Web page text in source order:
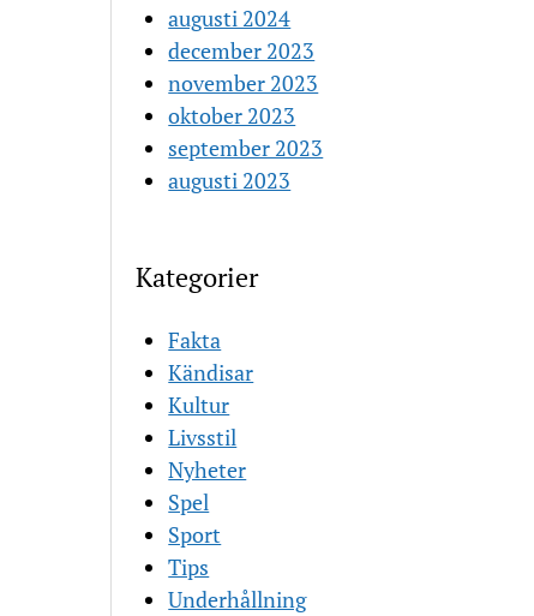
augusti 2024
december 2023
november 2023
oktober 2023
september 2023
augusti 2023
Kategorier
Fakta
Kändisar
Kultur
Livsstil
Nyheter
Spel
Sport
Tips
Underhållning